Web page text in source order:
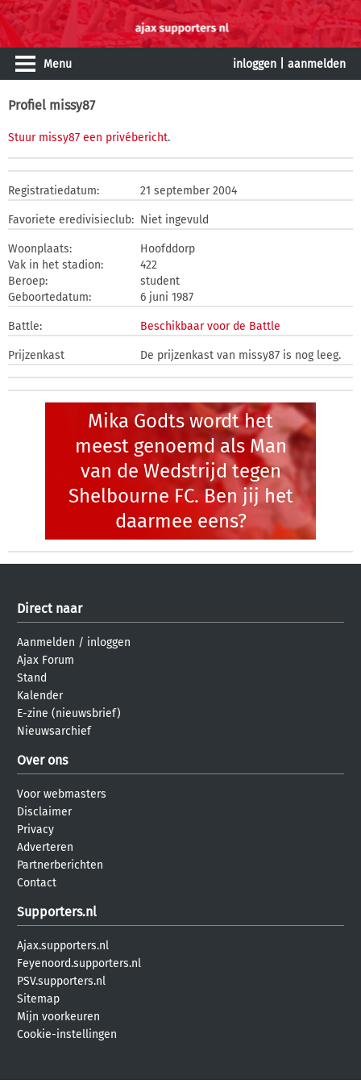
Menu inloggen aanmelden
Profiel missy87
Stuur missy87 een privébericht.
Registratiedatum: 21 september 2004
Favoriete eredivisieclub: Niet ingevuld
Woonplaats:
Hoofddorp
Vak in het stadion:
422
Beroep:
student
Geboortedatum:
6 juni 1987
Battle: Beschikbaar voor de Battle
Prijzenkast De prijzenkast van missy87 is nog leeg.
Mika Godts wordt het
meest genoemd als Man
van de Wedstrijd tegen
Shelbourne FC. Ben jij het
daarmee eens?
Direct naar
Aanmelden / inloggen
Ajax Forum
Stand
Kalender
E-zine (nieuwsbrief)
Nieuwsarchief
Over ons
Voor webmasters
Disclaimer
Privacy
Adverteren
Partnerberichten
Contact
Supporters.nl
Ajax.supporters.nl
Feyenoord.supporters.nl
PSV.supporters.nl
Sitemap
Mijn voorkeuren
Cookie-instellingen